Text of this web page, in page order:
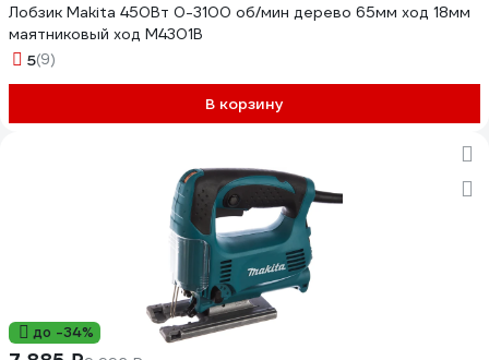
Лобзик Makita 450Вт 0-3100 об/мин дерево 65мм ход 18мм
маятниковый ход M4301B
5(9)
В корзину
до -34%